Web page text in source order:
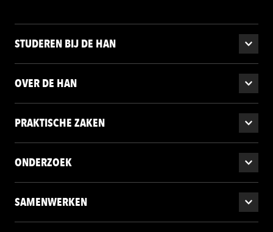
STUDEREN BIJ DE HAN
OVER DE HAN
PRAKTISCHE ZAKEN
ONDERZOEK
SAMENWERKEN